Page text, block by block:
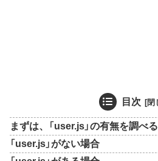
目次
まずは、「user.js」の有無を調べる
「user.js」がない場合